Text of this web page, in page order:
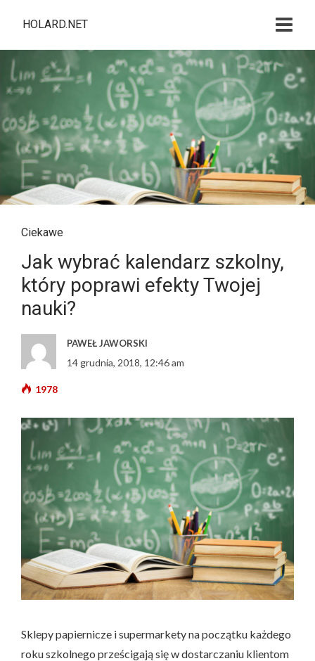
HOLARD.NET
Ciekawe
Jak wybrać kalendarz szkolny,
który poprawi efekty Twojej
nauki?
PAWEŁ JAWORSKI
14 grudnia, 2018, 12:46 am
1978
Sklepy papiernicze i supermarkety na początku każdego
roku szkolnego prześcigają się w dostarczaniu klientom